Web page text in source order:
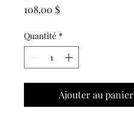
108,00 $Prix
Quantité *
Ajouter au panier